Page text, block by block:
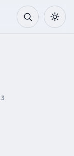
culture